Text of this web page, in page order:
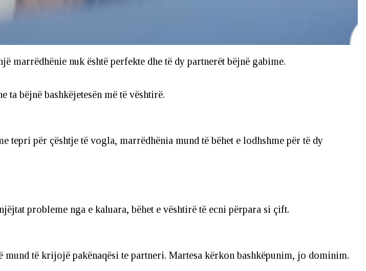
marrëdhënie nuk është perfekte dhe të dy partnerët bëjnë gabime.
bëjnë bashkëjetesën më të vështirë.
tepri për çështje të vogla, marrëdhënia mund të bëhet e lodhshme për të dy
probleme nga e kaluara, bëhet e vështirë të ecni përpara si çift.
të krijojë pakënaqësi te partneri. Martesa kërkon bashkëpunim, jo dominim.